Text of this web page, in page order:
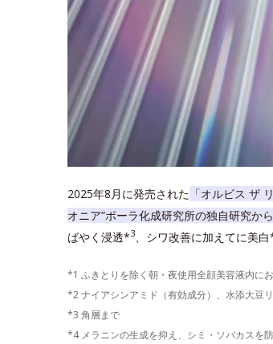
2025年8月に発売された 「オルビス ザ
オニア”ポーラ化成研究所の独自研究か
ばやく浸透*3 、シワ改善に加えてに美
*1 ふきとりを除く朝・夜使用全顔美容液内に
*2 ナイアシンアミド（有効成分）、水添大豆
*3 角層まで
*4 メラニンの生成を抑え、シミ・ソバカスを